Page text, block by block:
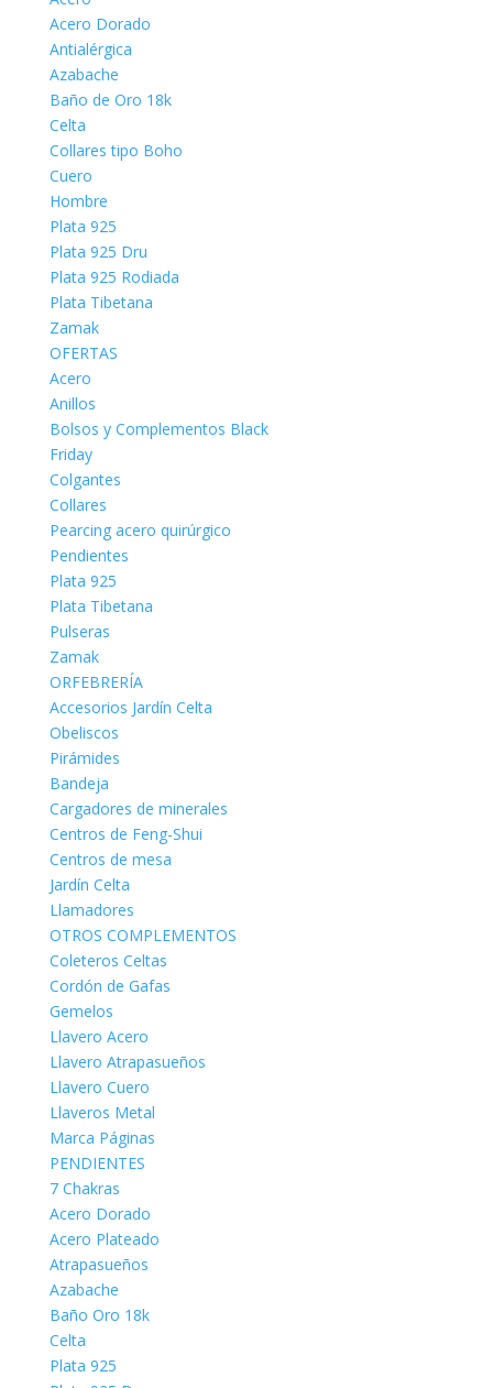
Acero Dorado
Antialérgica
Azabache
Baño de Oro 18k
Celta
Collares tipo Boho
Cuero
Hombre
Plata 925
Plata 925 Dru
Plata 925 Rodiada
Plata Tibetana
Zamak
OFERTAS
Acero
Anillos
Bolsos y Complementos Black
Friday
Colgantes
Collares
Pearcing acero quirúrgico
Pendientes
Plata 925
Plata Tibetana
Pulseras
Zamak
ORFEBRERÍA
Accesorios Jardín Celta
Obeliscos
Pirámides
Bandeja
Cargadores de minerales
Centros de Feng-Shui
Centros de mesa
Jardín Celta
Llamadores
OTROS COMPLEMENTOS
Coleteros Celtas
Cordón de Gafas
Gemelos
Llavero Acero
Llavero Atrapasueños
Llavero Cuero
Llaveros Metal
Marca Páginas
PENDIENTES
7 Chakras
Acero Dorado
Acero Plateado
Atrapasueños
Azabache
Baño Oro 18k
Celta
Plata 925